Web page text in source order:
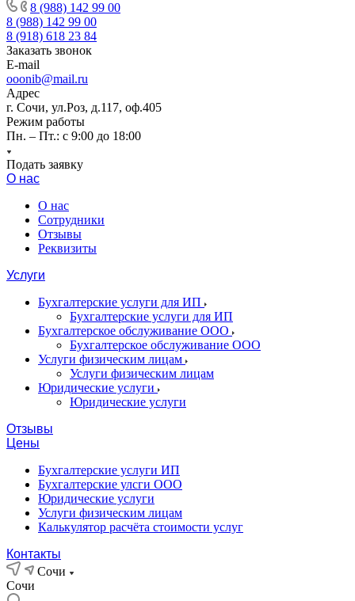
8 (988) 142 99 00
8 (988) 142 99 00
8 (918) 618 23 84
Заказать звонок
E-mail
ooonib@mail.ru
Адрес
г. Сочи, ул.Роз, д.117, оф.405
Режим работы
Пн. – Пт.: с 9:00 до 18:00
Подать заявку
О нас
О нас
Сотрудники
Отзывы
Реквизиты
Услуги
Бухгалтерские услуги для ИП
Бухгалтерские услуги для ИП
Бухгалтерское обслуживание ООО
Бухгалтерское обслуживание ООО
Услуги физическим лицам
Услуги физическим лицам
Юридические услуги
Юридические услуги
Отзывы
Цены
Бухгалтерские услуги ИП
Бухгалтерские улсги ООО
Юридические услуги
Услуги физическим лицам
Калькулятор расчёта стоимости услуг
Контакты
Сочи
Сочи